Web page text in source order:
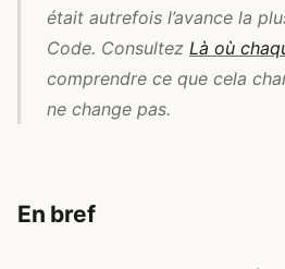
était autrefois l’avance la
Code. Consultez Là où
comprendre ce que cela
ne change pas.
En bref